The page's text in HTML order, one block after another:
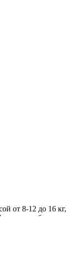
от 8-12 до 16 кг,
гибрида: